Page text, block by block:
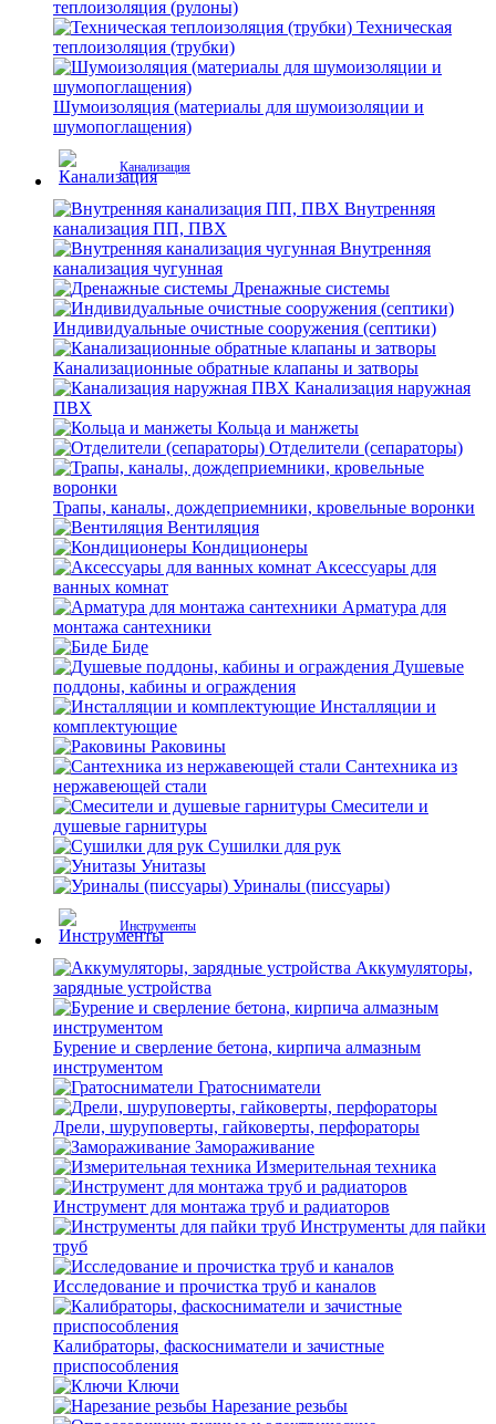
теплоизоляция (рулоны)
Техническая
теплоизоляция (трубки)
Шумоизоляция (материалы для шумоизоляции и
шумопоглащения)
Канализация
Внутренняя
канализация ПП, ПВХ
Внутренняя
канализация чугунная
Дренажные системы
Индивидуальные очистные сооружения (септики)
Канализационные обратные клапаны и затворы
Канализация наружная
ПВХ
Кольца и манжеты
Отделители (сепараторы)
Трапы, каналы, дождеприемники, кровельные воронки
Вентиляция
Кондиционеры
Аксессуары для
ванных комнат
Арматура для
монтажа сантехники
Биде
Душевые
поддоны, кабины и ограждения
Инсталляции и
комплектующие
Раковины
Сантехника из
нержавеющей стали
Смесители и
душевые гарнитуры
Сушилки для рук
Унитазы
Уриналы (писсуары)
Инструменты
Аккумуляторы,
зарядные устройства
Бурение и сверление бетона, кирпича алмазным
инструментом
Гратосниматели
Дрели, шуруповерты, гайковерты, перфораторы
Замораживание
Измерительная техника
Инструмент для монтажа труб и радиаторов
Инструменты для пайки
труб
Исследование и прочистка труб и каналов
Калибраторы, фаскосниматели и зачистные
приспособления
Ключи
Нарезание резьбы